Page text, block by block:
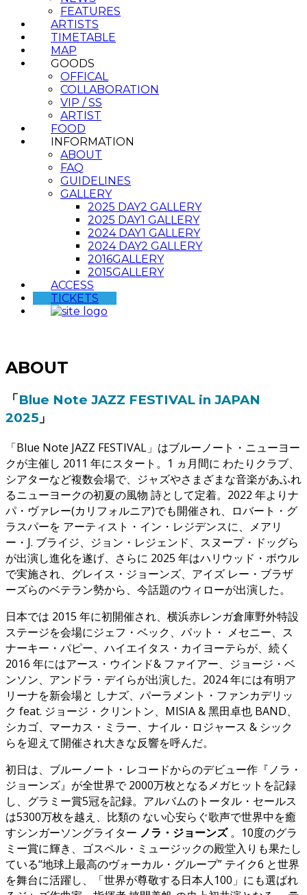
FEATURES
ARTISTS
TIMETABLE
MAP
GOODS
OFFICAL
COLLABORATION
VIP / SS
ARTIST
FOOD
INFORMATION
ABOUT
FAQ
GUIDELINES
GALLERY
2025 DAY2 GALLERY
2025 DAY1 GALLERY
2024 DAY1 GALLERY
2024 DAY2 GALLERY
2016GALLERY
2015GALLERY
ACCESS
TICKETS
ABOUT
「Blue Note JAZZ FESTIVAL in JAPAN
2025 」
「Blue Note JAZZ FESTIVAL」はブルーノート・ニューヨー
クが主催し 2011 年にスタート。1 ヵ月間に わたりクラブ、
シアターなど複数会場で、ジャズやさまざまな音楽があふれ
るニューヨークの初夏の風物 詩として定着。2022 年よりナ
パ・ヴァレー(カリフォルニア)でも開催され、ロバート・グ
ラスパーを アーティスト・イン・レジデンスに、メアリ
ー・J. ブライジ、ジョン・レジェンド、スヌープ・ドッグら
が出演し進化を遂げ、さらに 2025 年はハリウッド・ボウル
で実施され、グレイス・ジョーンズ、アイズ レー・ブラザ
ーズらのベテラン勢から、今話題のウィローが出演した。
日本では 2015 年に初開催され、横浜赤レンガ倉庫野外特設
ステージを会場にジェフ・ベック、パット・ メセニー、ス
ナーキー・パピー、ハイエイタス・カイヨーテらが、続く
2016 年にはアース・ウインド& ファイアー、ジョージ・ベ
ンソン、アンドラ・デイらが出演した。2024 年には有明ア
リーナを新会場と しナズ、パーラメント・ファンカデリッ
ク feat. ジョージ・クリントン、MISIA & 黑田卓也 BAND、
シカゴ、マーカス・ミラー、ナイル・ロジャース & シック
らを迎えて開催され大きな反響を呼んだ。
初日は、ブルーノート・レコードからのデビュー作『ノラ・
ジョーンズ』が全世界で 2000万枚となるメガヒットを記録
し、グラミー賞5冠を記録。アルバムのトータル・セールス
は5300万枚を越え、比類の ない心安らぐ歌声で世界中を癒
すシンガーソングライター ノラ・ジョーンズ。10度のグラ
ミー賞に輝き、ゴスペル・ミュージックの殿堂入りも果たし
ている“地球上最高のヴォーカル・グループ” テイク6 と世界
を舞台に活躍し、「世界が尊敬する日本人100」にも選ばれ